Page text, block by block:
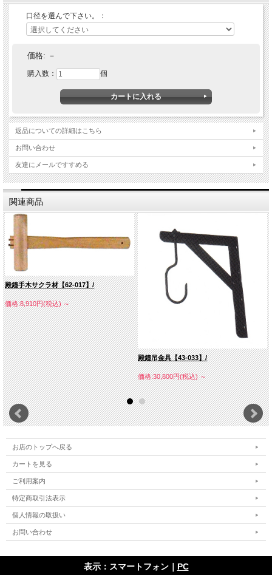
銀行前振込の場合、入金確認後約45営業日
受注生産に付き、購入後のキャンセルはお断りさせて頂きます。
口径を選んで下さい。：
価格: －
購入数： 個
返品についての詳細はこちら
お問い合わせ
友達にメールですすめる
関連商品
殿鐘手木サクラ材【62-017】/
価格:8,910円(税込)～
殿鐘吊金具【43-033】/
価格:30,800円(税込)～
お店のトップへ戻る
カートを見る
ご利用案内
特定商取引法表示
個人情報の取扱い
お問い合わせ
表示：スマートフォン｜ PC